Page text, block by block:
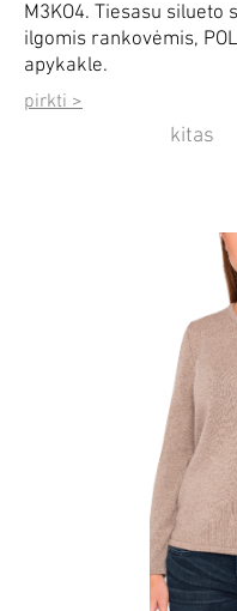
M3KO4. Tiesasu silueto
ilgomis rankovėmis,
apykakle.
pirkti >
kitas